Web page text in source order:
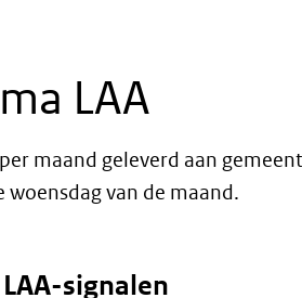
LAA
maand geleverd aan
van de maand.
signalen